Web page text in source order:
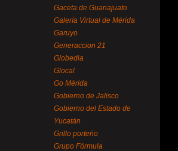
Gaceta de Guanajuato
Galería Virtual de Mérida
Garuyo
Generaccion 21
Globedia
Glocal
Go Mérida
Gobierno de Jalisco
Gobierno del Estado de
Yucatán
Grillo porteño
Grupo Fórmula